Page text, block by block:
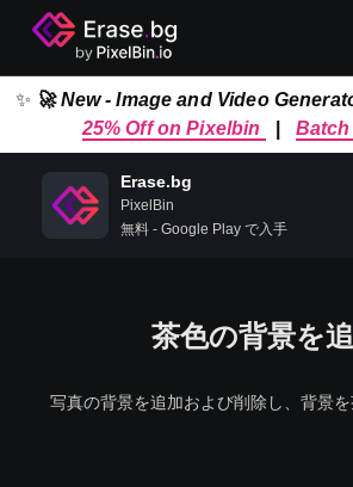
✨ 🚀 New - Image and Video
25% Off on Pixelbin
Batch
Erase.bg
PixelBin
無料 - Google Play で入手
茶色の背景を
写真の背景を追加および削除し、背景